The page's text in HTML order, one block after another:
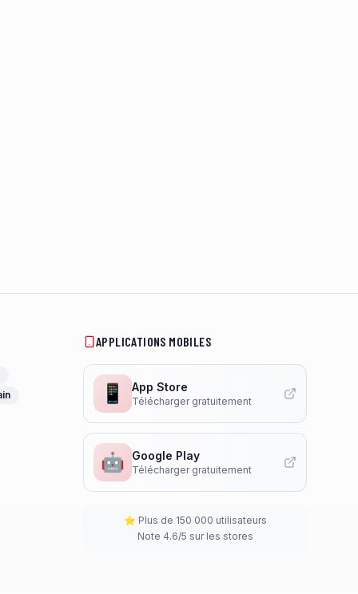
APPLICATIONS MOBILES
📱 App Store
Télécharger gratuitement
🤖 Google Play
Télécharger gratuitement
⭐ Plus de 150 000 utilisateurs
Note 4.6/5 sur les stores